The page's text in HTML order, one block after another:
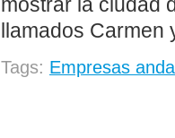
mostrar la ciudad
llamados
Tags: Empresas